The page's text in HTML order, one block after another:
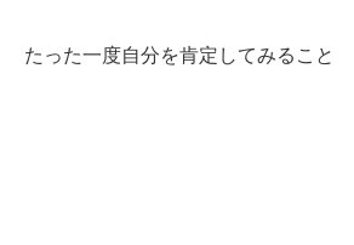
たった一度自分を肯定してみること